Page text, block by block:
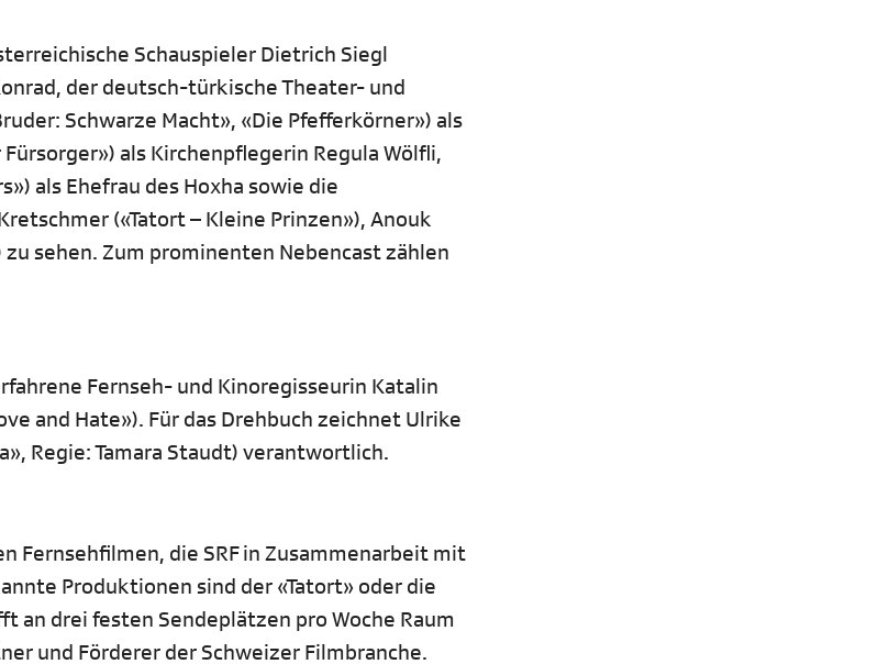
Schauspieler Dietrich Siegl
der deutsch-türkische Theater- und
Schwarze Macht», «Die Pfefferkörner») als
als Kirchenpflegerin Regula Wölfli,
als Ehefrau des Hoxha sowie die
(«Tatort – Kleine Prinzen»), Anouk
sehen. Zum prominenten Nebencast zählen
Fernseh- und Kinoregisseurin Katalin
and Hate»). Für das Drehbuch zeichnet Ulrike
Regie: Tamara Staudt) verantwortlich.
die SRF in Zusammenarbeit mit
Produktionen sind der «Tatort» oder die
an drei festen Sendeplätzen pro Woche Raum
und Förderer der Schweizer Filmbranche.